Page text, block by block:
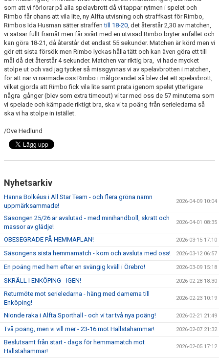
som att vi förlorar på alla spelavbrott då vi tappar rytmen i spelet och
Rimbo får chans att vila lite, ny Alfta utvisning och straffkast för Rimbo,
Rimbos Ida Husman sätter straffentill 18-20, det återstår 2,30 av matchen,
vi satsar fullt framåt men får svårt med en utvisad Rimbo bryter anfallet och
kan göra 18-21, då återstår det endast 55 sekunder. Matchen är körd men vi
gör ett sista försök men Rimbo lyckas hålla tätt och kan även göra ett till
mål då det återstår 4 sekunder. Matchen var riktig bra, vi hade mycket
stolpe ut och vad jag tycker så missgynnas vi av spelavbrotten i matchen,
för att när vi närmade oss Rimbo i målgörandet så blev det ett spelavbrott,
vilket gjorda att Rimbo fick vila lite samt prata igenom spelet ytterligare
några gånger (blev som extra timeout) vi tar med oss de 57 minuterna som
vi spelade och kämpade riktigt bra, ska vi ta poäng från serieledarna så
ska vi ha stolpe in istället.
/Ove Hedlund
Nyhetsarkiv
Hanna Bolkéus i All Star Team - och flera gröna namn
uppmärksammade!
2026-04-09 10:04
Säsongen 25/26 är avslutad - med minihandboll, skratt och
massor av glädje!
2026-04-01 08:35
OBESEGRADE PÅ HEMMAPLAN! 2026-03-15 17:10
Säsongens sista hemmamatch - kom och avsluta med oss! 2026-03-12 06:57
En poäng med hem efter en svängig kväll i Örebro! 2026-03-09 15:18
SKRÄLL I ENKÖPING - IGEN! 2026-02-28 18:30
Returmöte mot serieledarna - häng med damerna till
Enköping!
2026-02-23 10:19
Nionde raka i Alfta Sporthall - och vi tar två nya poäng! 2026-02-21 21:49
Två poäng, men vi vill mer - 23-16 mot Hallstahammar! 2026-02-07 21:32
Beslutsamt från start - dags för hemmamatch mot
Hallstahammar!
2026-02-05 17:12